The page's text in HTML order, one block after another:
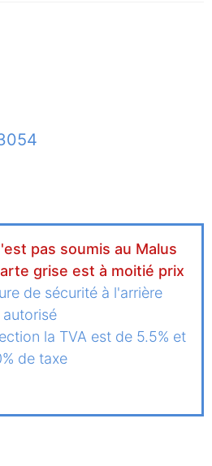
pas soumis au Malus
grise est à moitié prix
de sécurité à l'arrière
autorisé
la TVA est de 5.5% et
de taxe